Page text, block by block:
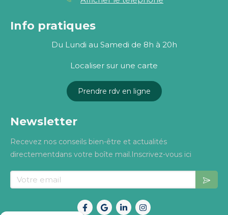
Info pratiques
Du Lundi au Samedi de 8h à 20h
Localiser sur une carte
Prendre rdv en ligne
Newsletter
Recevez nos conseils bien-être et actualités
directementdans votre boîte mail.Inscrivez-vous ici
Votre email